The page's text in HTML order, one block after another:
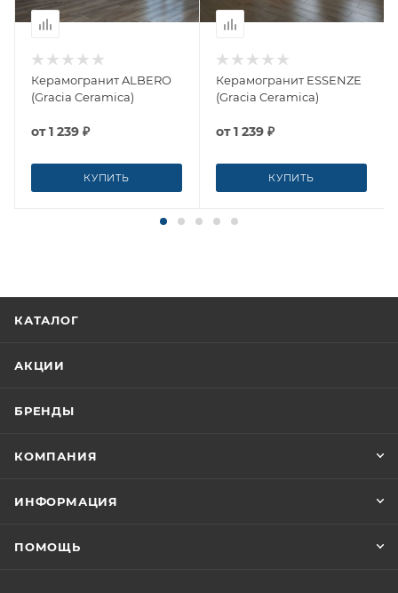
Керамогранит ALBERO
(Gracia Ceramica)
от1 239 ₽
КУПИТЬ
Керамогранит ESSENZE
(Gracia Ceramica)
от1 239 ₽
КУПИТЬ
КАТАЛОГ
АКЦИИ
БРЕНДЫ
КОМПАНИЯ
ИНФОРМАЦИЯ
ПОМОЩЬ